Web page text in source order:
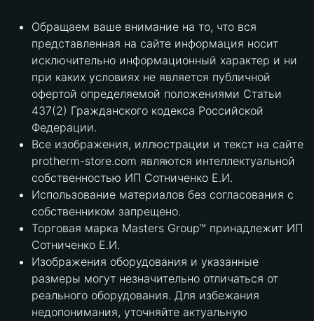
Обращаем ваше внимание на то, что вся
представленная на сайте информация носит
исключительно информационный характер и ни
при каких условиях не является публичной
офертой определяемой положениями Статьи
437(2) Гражданского кодекса Российской
Федерации.
Все изображения, иллюстрации и текст на сайте
protherm-store.com являются интеллектуальной
собственностью ИП Сотниченко Е.И.
Использование материалов без согласования с
собственником запрещено.
Торговая марка Masters Group™ принадлежит ИП
Сотниченко Е.И.
Изображения оборудования и указанные
размеры могут незначительно отличаться от
реального оборудования. Для избежания
недопонимания, уточняйте актуальную